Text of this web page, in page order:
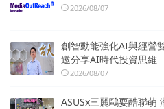
2026/08/07
創智動能強化AI與經營
邀分享AI時代投資思維
2026/08/07
ASUSx三麗鷗耍酷聯萌